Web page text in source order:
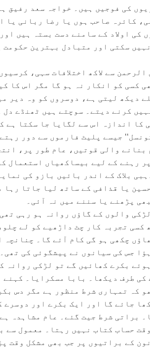
کی فوجیں ہیں۔ خواجہ سعد رفیق
کائرہ صاحب ہوں یا رضا ربانی یا
کی اولاد کے سامنے دست بستہ ہیں
سکتی اور متبادل بہترین
الرحمن سے لاکھ اختلافات سہی،
کسی کو انکار نہ ہو گا مگر اس کا
دیکھ لیتی ہے، دوسروں کو وہ دیر
کرنے دیتے۔ سوچتے ہیں ٹھنڈے
کا اندازہ اس سے لگایا جا سکتا ہے
جیسے پلیٹ فارموں سے دور
بنانے والی قوتیں، عام طور پر،
رہنے کے لیے بیساکھیاں استعمال
بلاک کے اندر بائیں بازو کی
یا قذافی کے ساتھ لیا جاتا
پڑھنے یا سننے میں نہ آئی۔
والوں کے گاؤں روانہ ہو رہی
کسی تجربہ کار چٹ داڑھیے کو لے
چکھی ہو گی کام آئے گا۔
جس کی سیانوں نے پیشگوئی کی
بکرے کھائیں گے تو لڑکی روانہ
کی طرف دیکھا۔ بابا مسکرایا۔
کہ تمہاری شرط منظور ہے مگر دس
جائے گا اور ایک بکرے اور
براتی شرط جیت گئے۔ عام مشاہدہ
حساب کتاب نہیں رہتا۔ معمول سے
کے براتیوں پر جب بھی مشکل وقت